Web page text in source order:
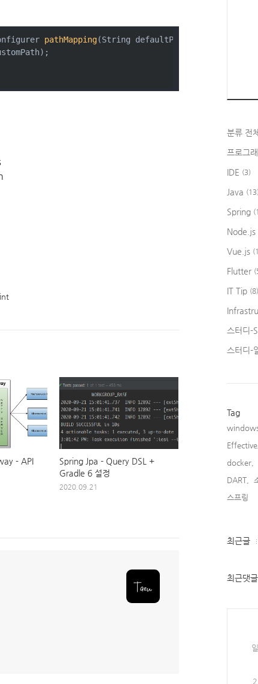
pathMapping(String defaultPath, String
- API
Spring Jpa - Query DSL +
Gradle 6 설정
2020.09.21
분류 전
프로그
IDE (3)
Java (13)
Spring
Node.js
Vue.js
Flutter
IT Tip (8)
스터디-
스터디-
Tag
docker,
DART,
스프링,
최
인
최근글
최근댓글
일
2